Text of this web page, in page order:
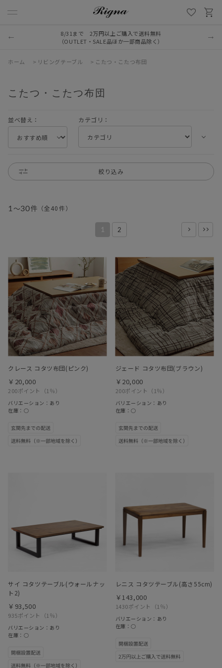
8/31まで 2万円以上ご購入で送料無料
（OUTLET・SALE品ほか一部商品除く）
ホーム > リビングテーブル > こたつ・こたつ布団
こたつ・こたつ布団
並べ替え： カテゴリ：
絞り込み
1 ～30件 （全40件）
1 2
クレース コタツ布団(ピンク)
200ポイント （1％）
￥20,000
バリエーション：あり
在庫：○
ジェード コタツ布団(ブラウン)
200ポイント （1％）
￥20,000
バリエーション：あり
在庫：○
サイ コタツテーブル(ウォールナッ
ト2)
935ポイント （1％）
￥93,500
バリエーション：あり
在庫：○
レニス コタツテーブル(高さ55cm)
1430ポイント （1％）
￥143,000
バリエーション：あり
在庫：○